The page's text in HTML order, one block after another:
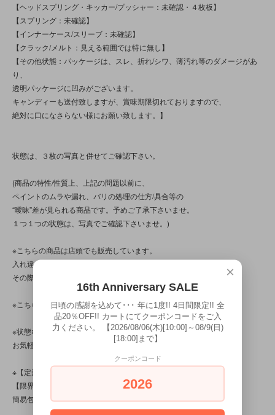
【ヘッドスプリング・キッカー/プッシャー：未確認・４枚板】
【スプリング：未確認】
【インナーケース/スリーブ：未確認】
【クラック/メルト：見える範囲では特に無し】
【その他状態：パッケージは、スレ、折れ/シワ、薄汚れ等のダメージがあ
り、
透明パッケージに凹みがございます。
キャンディーも送付致しますが、賞味期限切れておりますので、
絶対に口になさらない様にお願い致します。】
状態は、３枚の写真と併せてご確認下さい。
(商品の特性/性質上、上記の問題以前に、
ペイントのムラや漏れ、バリの処理の仕方/具合等の
“曖昧”差が見られる商品です。予めご了承下さいませ。
１つ１つの状態は、写真でご確認下さいませ。)
※こちらの商品は店頭でも販売しています。
入れ違いで完売してしまう場合がございます。
その際はご容赦下さいませ。
※こちらの商品は、中古・ヴィンテージ品です。
※状態など分かり辛い点、気になる点、不明点がございましたら、
お気軽にお問い合わせ下さい。
※【定形外対応商品】・【サイズ規格外】です。
【限界個数】は【5個/点】･【送料】は220～500円です。
簡易包装です。
×
16th Anniversary SALE
日頃の感謝を込めて･･･ 年に1度!! 4日間限定!! 全
品20％OFF!! カートにてクーポンコードをご入
力ください。 【2026/08/06(木)[10:00]～08/9(日)
[18:00]まで】
クーポンコード
2026